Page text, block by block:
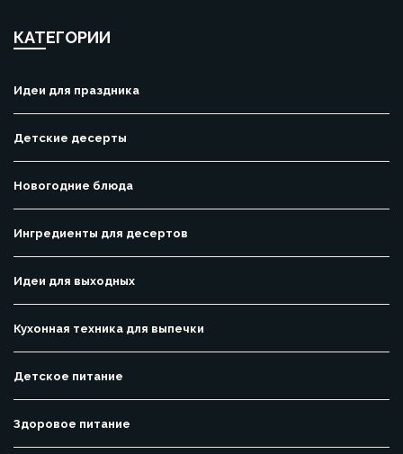
КАТЕГОРИИ
Идеи для праздника
Детские десерты
Новогодние блюда
Ингредиенты для десертов
Идеи для выходных
Кухонная техника для выпечки
Детское питание
Здоровое питание